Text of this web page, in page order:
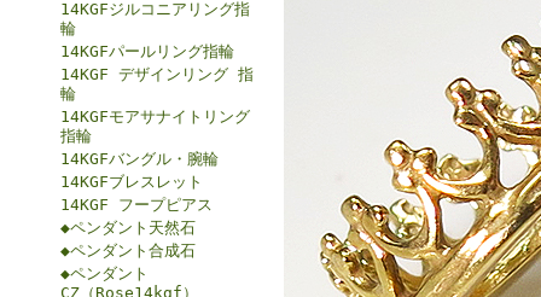
14KGFジルコニアリング指
輪
14KGFパールリング指輪
14KGF デザインリング 指
輪
14KGFモアサナイトリング
指輪
14KGFバングル・腕輪
14KGFブレスレット
14KGF フープピアス
◆ペンダント天然石
◆ペンダント合成石
◆ペンダント
CZ（Rose14kgf）